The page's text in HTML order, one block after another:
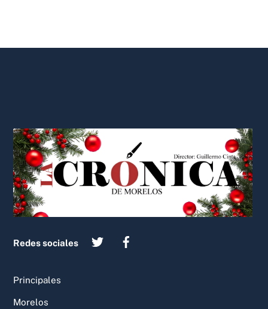
To
Top
Redes sociales
Principales
Morelos